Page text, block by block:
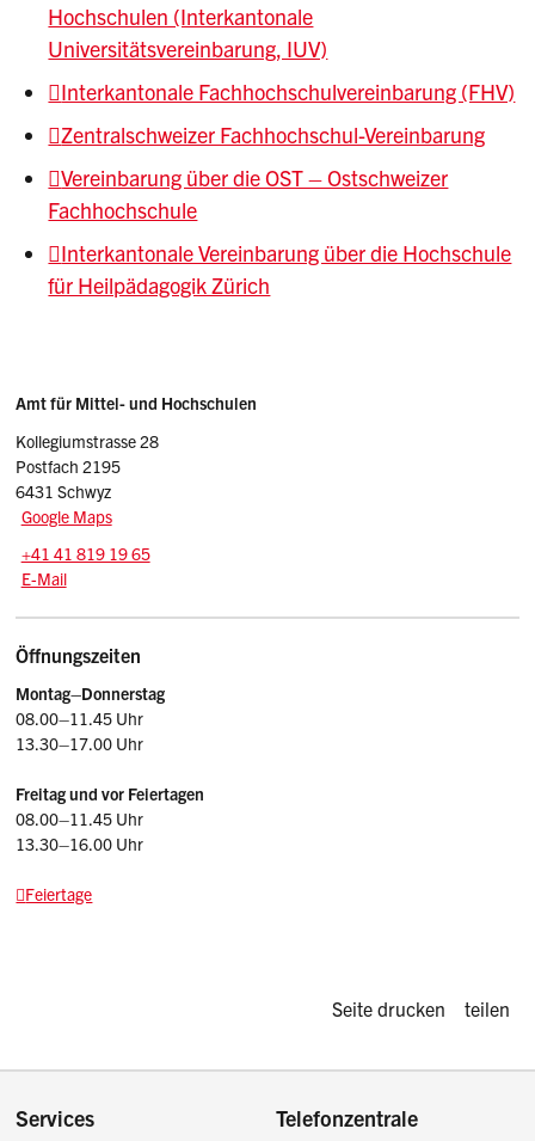
Hochschulen (Interkantonale
Universitätsvereinbarung, IUV)
Interkantonale Fachhochschulvereinbarung (FHV)
Zentralschweizer Fachhochschul-Vereinbarung
Vereinbarung über die OST – Ostschweizer
Fachhochschule
Interkantonale Vereinbarung über die Hochschule
für Heilpädagogik Zürich
Sidebar
Adresse
Amt für Mittel- und Hochschulen
Kollegiumstrasse 28
Postfach 2195
6431 Schwyz
Google Maps
Tel.:
+41 41 819 19 65
E-Mail: amh
E-Mail
Öffnungszeiten
Montag–Donnerstag
08.00–11.45 Uhr
13.30–17.00 Uhr
Freitag und vor Feiertagen
08.00–11.45 Uhr
13.30–16.00 Uhr
Feiertage
Diese Seite
Seite drucken teilen
Services Telefonzentrale